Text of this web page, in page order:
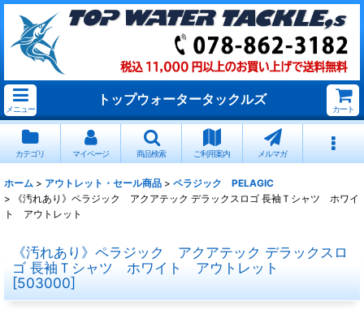
メニュー
トップウォータータックルズ
カート
カテゴリ マイページ 商品検索 ご利用案内 メルマガ
ホーム > アウトレット・セール商品 > ペラジック PELAGIC
>
《汚れあり》ペラジック アクアテック デラックスロゴ 長袖Ｔシャツ ホワイ
ト アウトレット
《汚れあり》ペラジック アクアテック デラックスロ
ゴ 長袖Ｔシャツ ホワイト アウトレット
[503000]